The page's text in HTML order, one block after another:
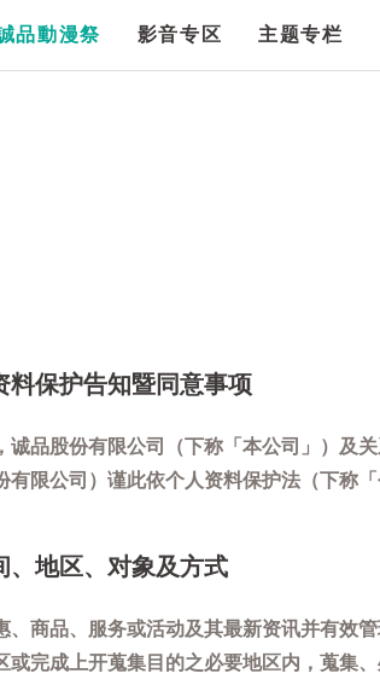
品動漫祭 影音专区 主题专栏
料保护告知暨同意事项
品股份有限公司（下称「本公司」）及
限公司）谨此依个人资料保护法（下称
、地区、对象及方式
商品、服务或活动及其最新资讯并有效
完成上开蒐集目的之必要地区内，蒐集